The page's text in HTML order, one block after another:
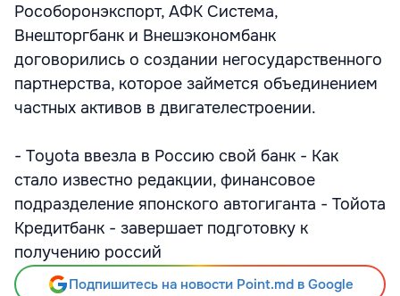
Рособоронэкспорт, АФК Система,
Внешторгбанк и Внешэкономбанк
договорились о создании негосударственного
партнерства, которое займется объединением
частных активов в двигателестроении.
- Toyota ввезла в Россию свой банк - Как
стало известно редакции, финансовое
подразделение японского автогиганта - Тойота
Кредитбанк - завершает подготовку к
получению россий
Подпишитесь на новости Point.md в Google